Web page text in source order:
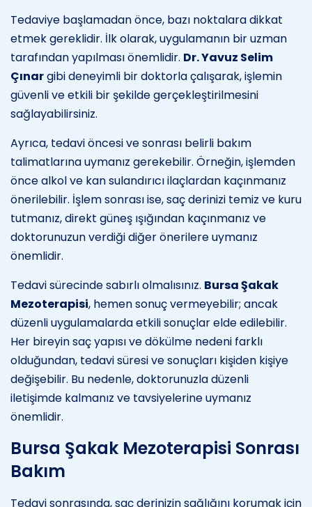
Tedaviye başlamadan önce, bazı noktalara dikkat
etmek gereklidir. İlk olarak, uygulamanın bir uzman
tarafından yapılması önemlidir. Dr. Yavuz Selim
Çınargibi deneyimli bir doktorla çalışarak, işlemin
güvenli ve etkili bir şekilde gerçekleştirilmesini
sağlayabilirsiniz.
Ayrıca, tedavi öncesi ve sonrası belirli bakım
talimatlarına uymanız gerekebilir. Örneğin, işlemden
önce alkol ve kan sulandırıcı ilaçlardan kaçınmanız
önerilebilir. İşlem sonrası ise, saç derinizi temiz ve kuru
tutmanız, direkt güneş ışığından kaçınmanız ve
doktorunuzun verdiği diğer önerilere uymanız
önemlidir.
Tedavi sürecinde sabırlı olmalısınız. Bursa Şakak
Mezoterapisi, hemen sonuç vermeyebilir; ancak
düzenli uygulamalarda etkili sonuçlar elde edilebilir.
Her bireyin saç yapısı ve dökülme nedeni farklı
olduğundan, tedavi süresi ve sonuçları kişiden kişiye
değişebilir. Bu nedenle, doktorunuzla düzenli
iletişimde kalmanız ve tavsiyelerine uymanız
önemlidir.
Bursa Şakak Mezoterapisi Sonrası
Bakım
Tedavi sonrasında, saç derinizin sağlığını korumak için